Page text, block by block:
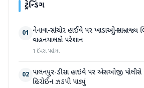
ટ્રેન્ડિંગ
01 નેનાવા-સાંચોર હાઈવે પર ખાડાઓનું સામ્રાજ્ય
વાહનચાલકો પરેશાન
1 દિવસ પહેલા
02 પાલનપુર-ડીસા હાઇવે પર એસઓજી પોલીસે
હિરોઈન ઝડપી પાડ્યું